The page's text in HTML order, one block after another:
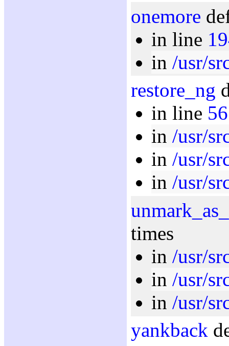
onemore
in line
in /usr/
restore_ng
in line 56
in /usr/
in /usr/
in /usr/
times
in /usr/
in /usr/
in /usr/
yankback